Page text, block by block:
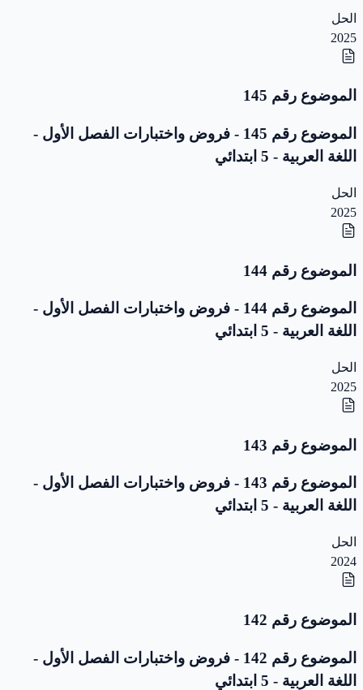
الحل
2025
الموضوع رقم 145
الموضوع رقم 145 - فروض واختبارات الفصل الأول -
اللغة العربية - 5 ابتدائي
الحل
2025
الموضوع رقم 144
الموضوع رقم 144 - فروض واختبارات الفصل الأول -
اللغة العربية - 5 ابتدائي
الحل
2025
الموضوع رقم 143
الموضوع رقم 143 - فروض واختبارات الفصل الأول -
اللغة العربية - 5 ابتدائي
الحل
2024
الموضوع رقم 142
الموضوع رقم 142 - فروض واختبارات الفصل الأول -
اللغة العربية - 5 ابتدائي